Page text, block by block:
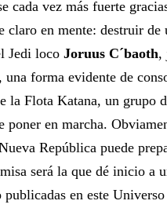
cada vez más fuerte
claro en mente: destruir de
Jedi loco Joruus C´baoth,
una forma evidente de
la Flota Katana, un grupo
poner en marcha.
República puede
será la que dé inicio a
publicadas en este